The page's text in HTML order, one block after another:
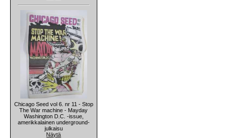
Chicago Seed vol 6. nr 11 - Stop
The War machine - Mayday
Washington D.C. -issue,
amerikkalainen underground-
julkaisu
Näytä